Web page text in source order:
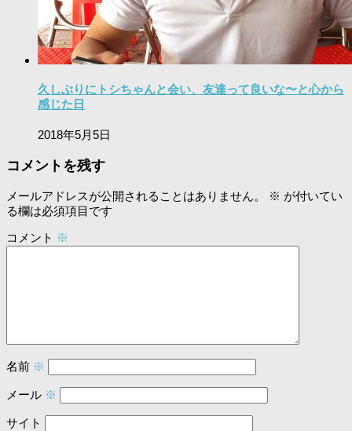
久しぶりにトシちゃんと会い、友達って良いな〜と心から
感じた日
2018年5月5日
コメントを残す
メールアドレスが公開されることはありません。 ※ が付いてい
る欄は必須項目です
コメント ※
名前 ※
メール ※
サイト